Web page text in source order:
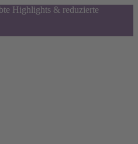
Highlights & reduzierte